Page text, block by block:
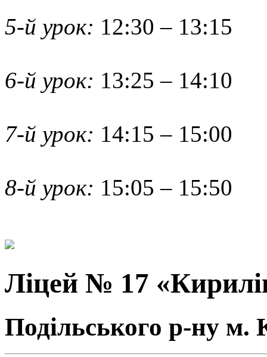
5-й урок: 12:30 – 13:15
6-й урок: 13:25 – 14:10
7-й урок: 14:15 – 15:00
8-й урок: 15:05 – 15:50
Ліцей № 17
Подільського р-ну м.